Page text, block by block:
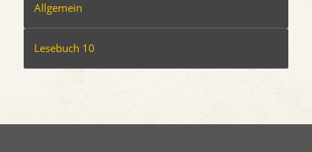
Allgemein
Lesebuch 10